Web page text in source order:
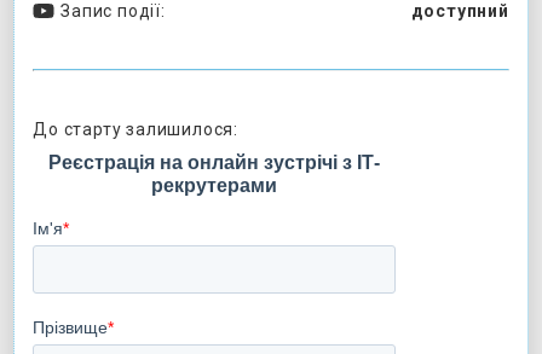
Запис події:
доступний
До старту залишилося: